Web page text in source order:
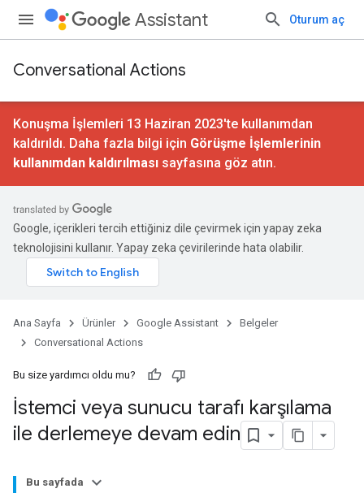
Assistant Oturum aç
Conversational Actions
Konuşma İşlemleri 13 Haziran 2023'te kullanımdan
kaldırıldı. Daha fazla bilgi için Görüşme İşlemlerinin
kullanımdan kaldırılması sayfasına göz atın.
Google, içerikleri tercih ettiğiniz dile çevirmek için yapay zeka
teknolojisini kullanır. Yapay zeka çevirilerinde hata olabilir.
Ana Sayfa Ürünler Google Assistant
Belgeler
Conversational Actions
Bu size yardımcı oldu mu?
İstemci veya sunucu tarafı karşılama
ile derlemeye devam edin
Bu sayfada